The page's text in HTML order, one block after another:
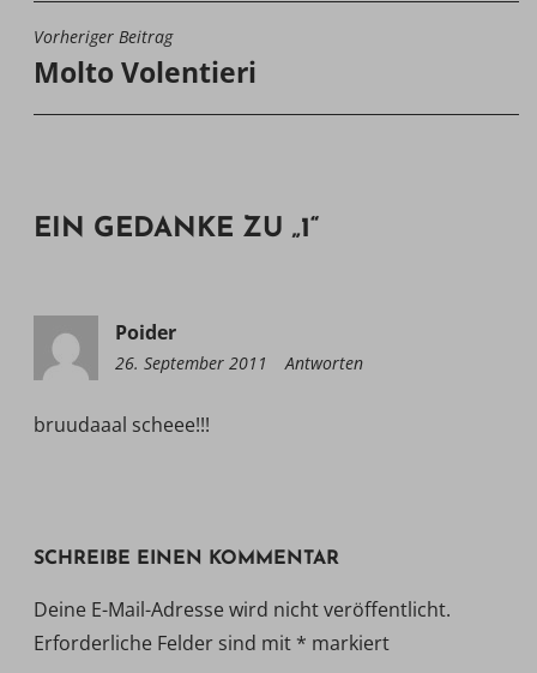
BEITRAGSNAVIGATION
Vorheriger Beitrag
Molto Volentieri
EIN GEDANKE ZU „1“
Poider
26. September 2011 09:51
Antworten
bruudaaal scheee!!!
SCHREIBE EINEN KOMMENTAR
Deine E-Mail-Adresse wird nicht veröffentlicht.
Erforderliche Felder sind mit * markiert